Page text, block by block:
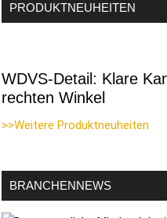
PRODUKTNEUHEITEN
WDVS-Detail: Klare
rechten Winkel
>>Weitere Produktneuheiten
BRANCHENNEWS